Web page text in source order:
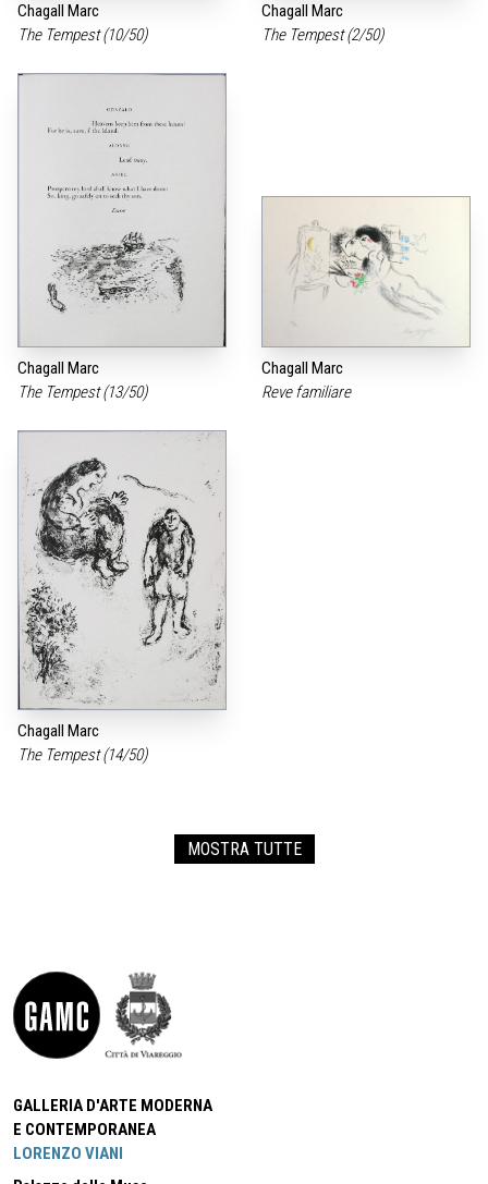
Chagall Marc
The Tempest (10/50)
Chagall Marc
The Tempest (2/50)
Chagall Marc
The Tempest (13/50)
Chagall Marc
Reve familiare
Chagall Marc
The Tempest (14/50)
MOSTRA TUTTE
GALLERIA D'ARTE MODERNA
E CONTEMPORANEA
LORENZO VIANI